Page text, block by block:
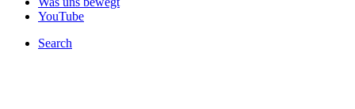
YouTube
Search